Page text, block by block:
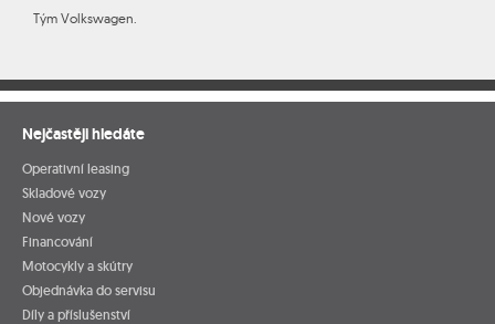
Tým Volkswagen.
Nejčastěji hledáte
Operativní leasing
Skladové vozy
Nové vozy
Financování
Motocykly a skútry
Objednávka do servisu
Díly a příslušenství